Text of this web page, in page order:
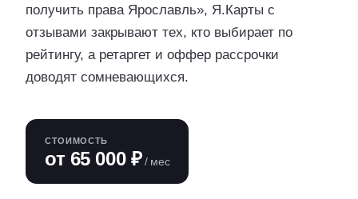
получить права Ярославль», Я.Карты с
отзывами закрывают тех, кто выбирает по
рейтингу, а ретаргет и оффер рассрочки
доводят сомневающихся.
СТОИМОСТЬ
от 65 000 ₽ / мес